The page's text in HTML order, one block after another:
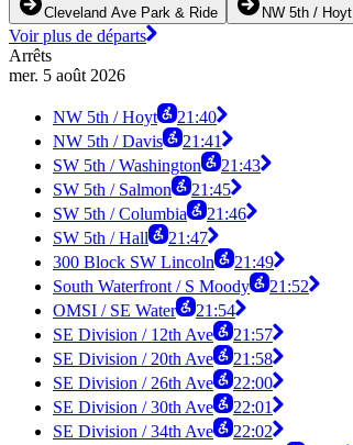
Cleveland Ave Park & Ride NW 5th / Hoyt
Voir plus de départs
Arrêts
mer. 5 août 2026
NW 5th / Hoyt
21:40
NW 5th / Davis
21:41
SW 5th / Washington
21:43
SW 5th / Salmon
21:45
SW 5th / Columbia
21:46
SW 5th / Hall
21:47
300 Block SW Lincoln
21:49
South Waterfront / S Moody
21:52
OMSI / SE Water
21:54
SE Division / 12th Ave
21:57
SE Division / 20th Ave
21:58
SE Division / 26th Ave
22:00
SE Division / 30th Ave
22:01
SE Division / 34th Ave
22:02